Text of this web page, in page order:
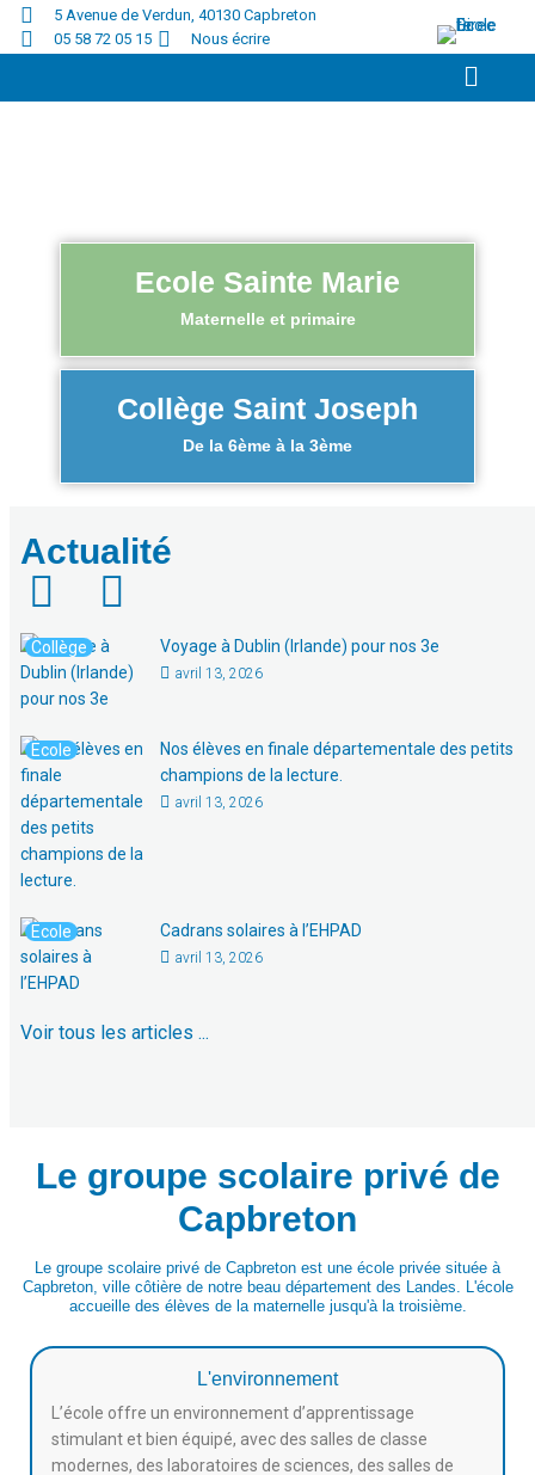
5 Avenue de Verdun, 40130 Capbreton
05 58 72 05 15
Nous écrire
Ecole Sainte Marie
Maternelle et primaire
Collège Saint Joseph​
De la 6ème à la 3ème
Le groupe scolaire privé de
Capbreton
Le groupe scolaire privé de Capbreton est une école privée située à
Capbreton, ville côtière de notre beau département des Landes. L'école
accueille des élèves de la maternelle jusqu'à la troisième.
L'environnement
L’école offre un environnement d’apprentissage
stimulant et bien équipé, avec des salles de classe
modernes, des laboratoires de sciences, des salles de
Actualité
Collège Voyage à Dublin (Irlande) pour nos 3e
avril 13, 2026
Ecole
Nos élèves en finale départementale des petits
champions de la lecture.
avril 13, 2026
Ecole Cadrans solaires à l’EHPAD
avril 13, 2026
Voir tous les articles ...